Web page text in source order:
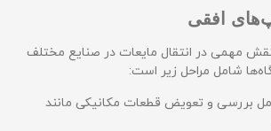
افقی
مهمی در انتقال مایعات در صنایع مختلف
شامل مراحل زیر است:
بررسی و تعویض قطعات مکانیکی مانند